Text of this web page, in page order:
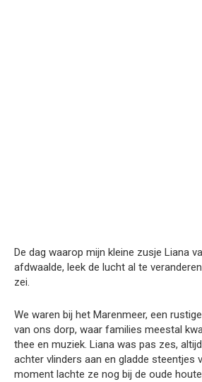
De dag waarop mijn kleine zusje Liana
afdwaalde, leek de lucht al te
zei.
We waren bij het Marenmeer, een
van ons dorp, waar families meestal
thee en muziek. Liana was pas zes,
achter vlinders aan en gladde steentjes
moment lachte ze nog bij de oude